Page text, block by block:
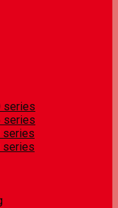
series
series
series
series